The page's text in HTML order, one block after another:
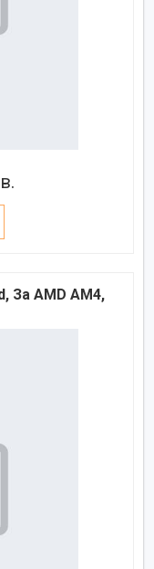
За AMD AM4,